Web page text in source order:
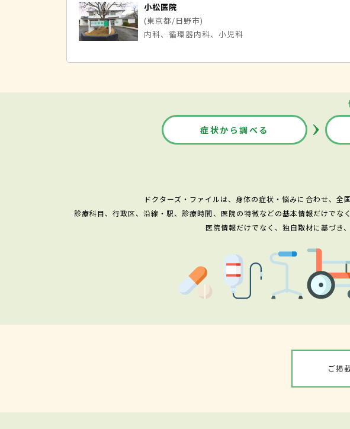
小松医院
(東京都/日野市)
内科、循環器内科、小児科
症状から調べる
ドクターズ・ファイルは、身体の症状・悩みに合わせ、全
診療科目、行政区、沿線・駅、診療時間、医院の特徴などの基本情報だけで
医院情報だけでなく、独自取材に基づき
ご掲